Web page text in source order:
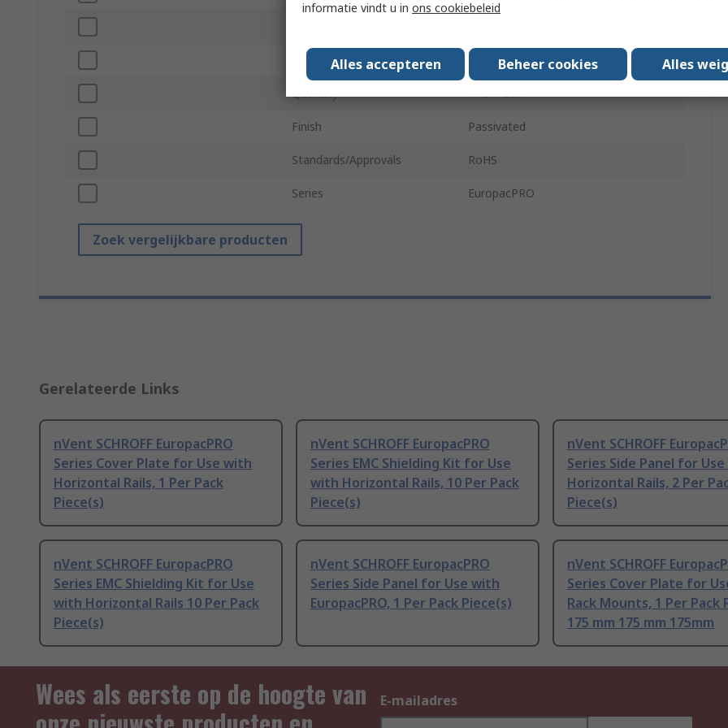
Material Aluminium
Quantity 1Per Pack
Finish Passivated
Standards/Approvals RoHS
Series EuropacPRO
Zoek vergelijkbare producten
Gerelateerde Links
nVent SCHROFF EuropacPRO
Series Cover Plate for Use with
Horizontal Rails, 1 Per Pack
Piece(s)
nVent SCHROFF EuropacPRO
Series EMC Shielding Kit for Use
with Horizontal Rails, 10 Per Pack
Piece(s)
nVent SCHROFF
Series Side Panel for
Horizontal Rails, 2 Per
Piece(s)
nVent SCHROFF EuropacPRO
Series EMC Shielding Kit for Use
with Horizontal Rails 10 Per Pack
Piece(s)
nVent SCHROFF EuropacPRO
Series Side Panel for Use with
EuropacPRO, 1 Per Pack Piece(s)
nVent SCHROFF
Series Cover Plate for
Rack Mounts, 1 Per Pack
175 mm 175 mm 175mm
Wees als eerste op de hoogte van
E-mailadres
informatie vindt u in ons cookiebeleid
Alles accepteren Beheer cookies Alles